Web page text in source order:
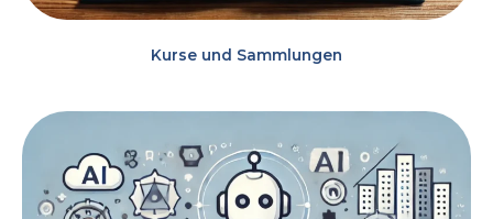
Kurse und Sammlungen